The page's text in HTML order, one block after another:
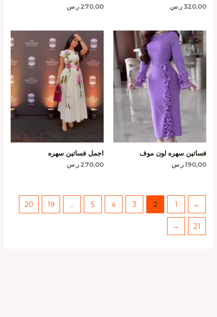
320,00 ر.س 270,00 ر.س
فساتين سهره لون موف
190,00 ر.س
اجمل فساتين سهره
270,00 ر.س
→
1
2
3
4
5
…
19
20
21
←